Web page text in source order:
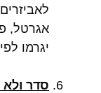
אגרטל,
יגרמו
סדר